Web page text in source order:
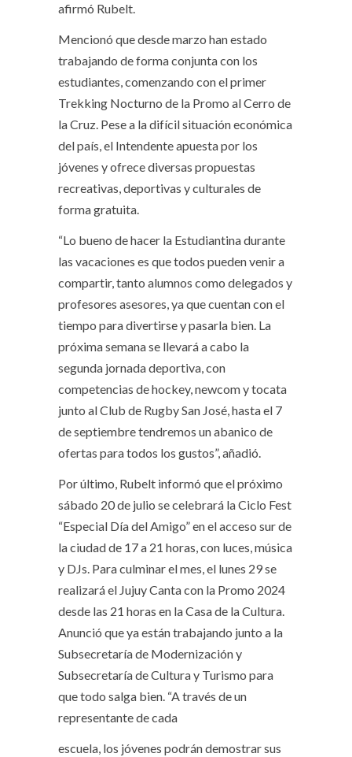
afirmó Rubelt.
Mencionó que desde marzo han estado
trabajando de forma conjunta con los
estudiantes, comenzando con el primer
Trekking Nocturno de la Promo al Cerro de
la Cruz. Pese a la difícil situación económica
del país, el Intendente apuesta por los
jóvenes y ofrece diversas propuestas
recreativas, deportivas y culturales de
forma gratuita.
“Lo bueno de hacer la Estudiantina durante
las vacaciones es que todos pueden venir a
compartir, tanto alumnos como delegados y
profesores asesores, ya que cuentan con el
tiempo para divertirse y pasarla bien. La
próxima semana se llevará a cabo la
segunda jornada deportiva, con
competencias de hockey, newcom y tocata
junto al Club de Rugby San José, hasta el 7
de septiembre tendremos un abanico de
ofertas para todos los gustos”, añadió.
Por último, Rubelt informó que el próximo
sábado 20 de julio se celebrará la Ciclo Fest
“Especial Día del Amigo” en el acceso sur de
la ciudad de 17 a 21 horas, con luces, música
y DJs. Para culminar el mes, el lunes 29 se
realizará el Jujuy Canta con la Promo 2024
desde las 21 horas en la Casa de la Cultura.
Anunció que ya están trabajando junto a la
Subsecretaría de Modernización y
Subsecretaría de Cultura y Turismo para
que todo salga bien. “A través de un
representante de cada
escuela, los jóvenes podrán demostrar sus